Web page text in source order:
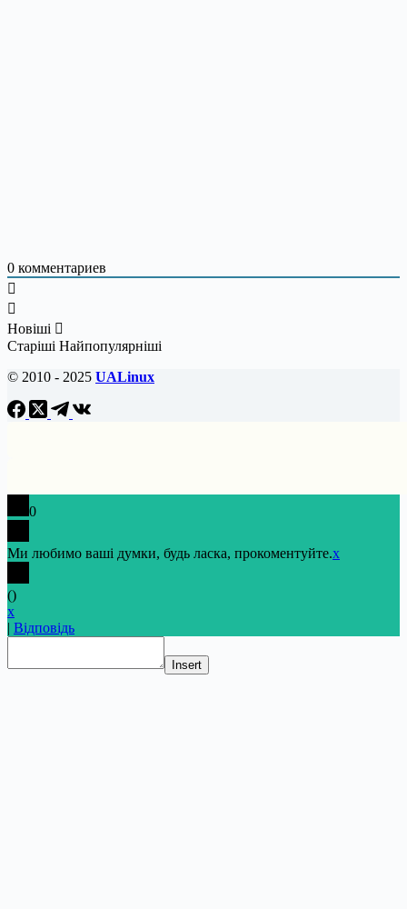
0 комментариев
Новіші
Старіші Найпопулярніші
© 2010 - 2025 UALinux
0
Ми любимо ваші думки, будь ласка, прокоментуйте.x
()
x
| Відповідь
Insert